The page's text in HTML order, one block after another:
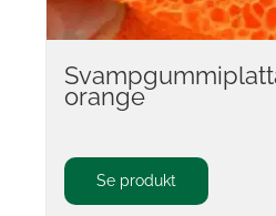
orange
Se produkt